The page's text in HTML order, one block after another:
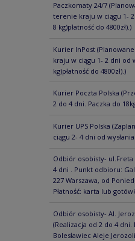
Paczkomaty 24/7
terenie kraju w ciągu 1-
8 kg)płatność do 4800zł).)
Kurier InPost
kraju w ciągu 1- 2 dni od
kg)płatność do 4800zł).)
Kurier Poczta Polska
2 do 4 dni. Paczka do
Kurier UPS Polska
ciągu 2- 4 dni od
Odbiór osobisty- ul.Freta
4 dni . Punkt odbioru:
227 Warszawa, od
Płatność: karta lub
Odbiór osobisty- Al.
(Realizacja od 2 do 4
Bolesławiec Aleje